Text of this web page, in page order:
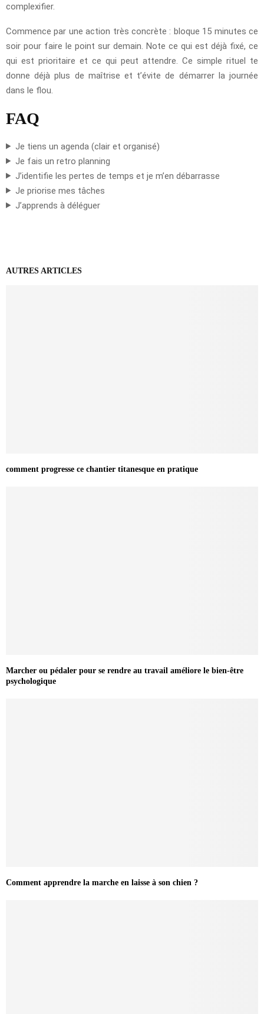
complexifier.
Commence par une action très concrète : bloque 15 minutes ce
soir pour faire le point sur demain. Note ce qui est déjà fixé, ce
qui est prioritaire et ce qui peut attendre. Ce simple rituel te
donne déjà plus de maîtrise et t’évite de démarrer la journée
dans le flou.
FAQ
Je tiens un agenda (clair et organisé)
Je fais un retro planning
J’identifie les pertes de temps et je m’en débarrasse
Je priorise mes tâches
J’apprends à déléguer
AUTRES ARTICLES
comment progresse ce chantier titanesque en pratique
Marcher ou pédaler pour se rendre au travail améliore le bien-être
psychologique
Comment apprendre la marche en laisse à son chien ?